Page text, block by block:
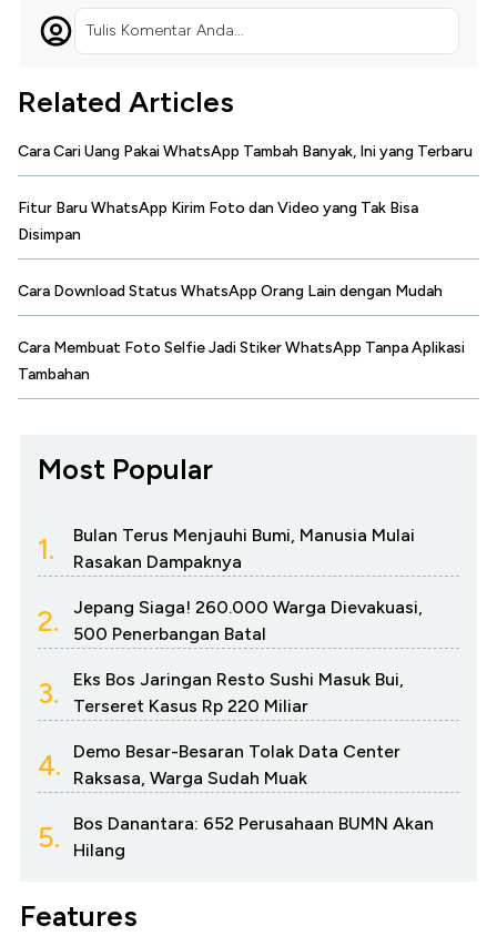
Tulis Komentar Anda...
Related Articles
Cara Cari Uang Pakai WhatsApp Tambah Banyak, Ini yang Terbaru
Fitur Baru WhatsApp Kirim Foto dan Video yang Tak Bisa
Disimpan
Cara Download Status WhatsApp Orang Lain dengan Mudah
Cara Membuat Foto Selfie Jadi Stiker WhatsApp Tanpa Aplikasi
Tambahan
Most Popular
1.
Bulan Terus Menjauhi Bumi, Manusia Mulai
Rasakan Dampaknya
2.
Jepang Siaga! 260.000 Warga Dievakuasi,
500 Penerbangan Batal
3.
Eks Bos Jaringan Resto Sushi Masuk Bui,
Terseret Kasus Rp 220 Miliar
4.
Demo Besar-Besaran Tolak Data Center
Raksasa, Warga Sudah Muak
5.
Bos Danantara: 652 Perusahaan BUMN Akan
Hilang
Features